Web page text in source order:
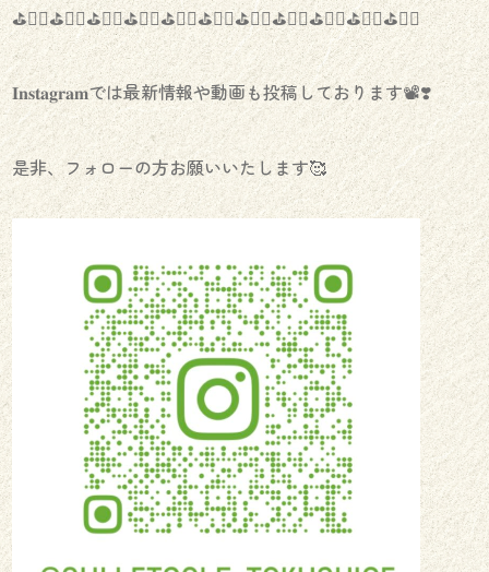
⛳️🏌️‍♀️⛳️🏌️‍♀️⛳️🏌️‍♀️⛳️🏌️‍♀️⛳️🏌️‍♀️⛳️🏌️‍♀️⛳️🏌️‍♀️⛳️🏌️‍♀️⛳️🏌️‍♀️⛳️🏌️‍♀️⛳️🏌️‍♀️
𝐈𝐧𝐬𝐭𝐚𝐠𝐫𝐚𝐦では最新情報や動画も投稿しております📽❣️
是非、フォローの方お願いいたします🥰